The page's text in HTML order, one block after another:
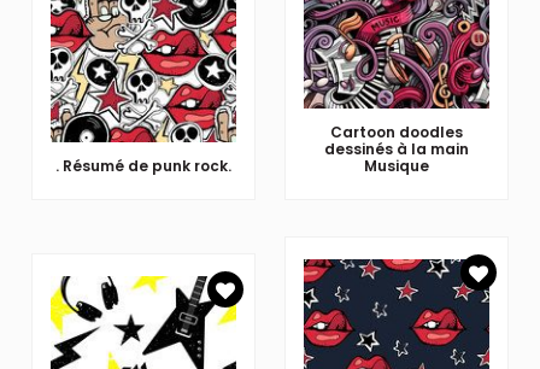
. Résumé de punk rock.
Cartoon doodles
dessinés à la main
Musique